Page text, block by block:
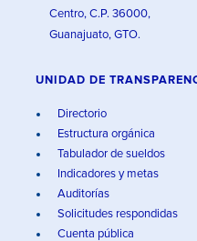
Centro, C.P. 36000,
Guanajuato, GTO.
UNIDAD DE
Directorio
Estructura orgánica
Tabulador de sueldos
Indicadores y metas
Auditorías
Solicitudes respondidas
Cuenta pública